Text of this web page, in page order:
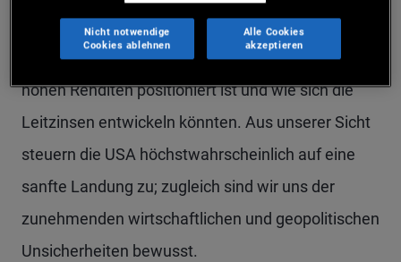
von Anleihenstratege Esteban Burbano ein. Sie
besprechen, wie die Strategie für die gegenwärtig
hohen Renditen positioniert ist und wie sich die
Leitzinsen entwickeln könnten. Aus unserer Sicht
steuern die USA höchstwahrscheinlich auf eine
sanfte Landung zu; zugleich sind wir uns der
zunehmenden wirtschaftlichen und geopolitischen
Unsicherheiten bewusst.
Nicht notwendige
Cookies ablehnen
Alle Cookies
akzeptieren